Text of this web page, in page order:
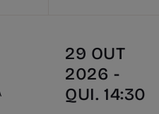
29 OUT
2026 -
QUI. 14:30